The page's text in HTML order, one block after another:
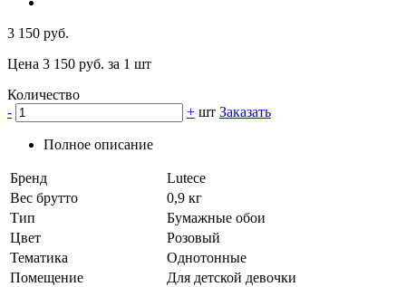
3 150 руб.
Цена 3 150 руб. за 1 шт
Количество
-
+ шт Заказать
Полное описание
Бренд
Lutece
Вес брутто
0,9 кг
Тип
Бумажные обои
Цвет
Розовый
Тематика
Однотонные
Помещение
Для детской девочки